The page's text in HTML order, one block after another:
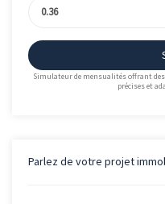
Simulateur de mensualités offrant
précises et
Parlez de votre projet